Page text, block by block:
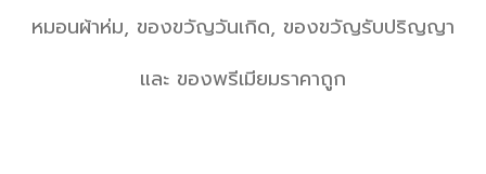
หมอนผ้าห่ม, ของขวัญวันเกิด, ของขวัญรับปริญญา
และ ของพรีเมียมราคาถูก